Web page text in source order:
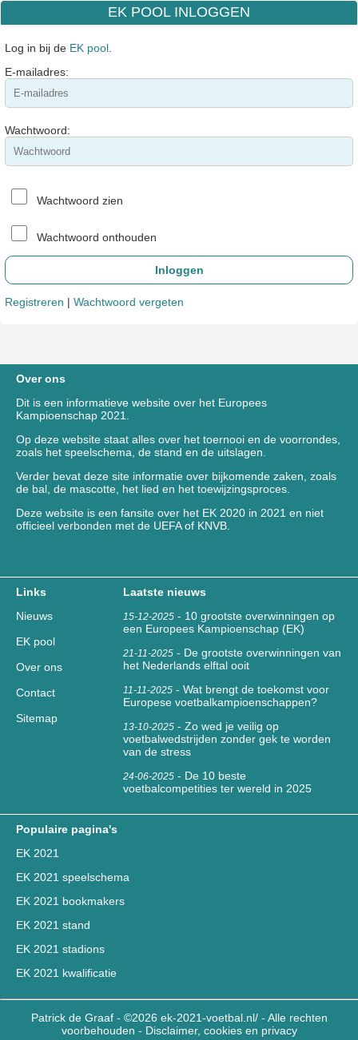
EK POOL INLOGGEN
Log in bij de EK pool.
E-mailadres:
Wachtwoord:
Wachtwoord zien
Wachtwoord onthouden
Registreren | Wachtwoord vergeten
Over ons
Dit is een informatieve website over het Europees
Kampioenschap 2021.
Op deze website staat alles over het toernooi en de voorrondes,
zoals het speelschema, de stand en de uitslagen.
Verder bevat deze site informatie over bijkomende zaken, zoals
de bal, de mascotte, het lied en het toewijzingsproces.
Deze website is een fansite over het EK 2020 in 2021 en niet
officieel verbonden met de UEFA of KNVB.
Links
Nieuws
EK pool
Over ons
Contact
Sitemap
Laatste nieuws
15-12-2025 - 10 grootste overwinningen op
een Europees Kampioenschap (EK)
21-11-2025 - De grootste overwinningen van
het Nederlands elftal ooit
11-11-2025 -Wat brengt de toekomst voor
Europese voetbalkampioenschappen?
13-10-2025 -Zo wed je veilig op
voetbalwedstrijden zonder gek te worden
van de stress
24-06-2025 - De 10 beste
voetbalcompetities ter wereld in 2025
Populaire pagina's
EK 2021
EK 2021 speelschema
EK 2021 bookmakers
EK 2021 stand
EK 2021 stadions
EK 2021 kwalificatie
Patrick de Graaf - ©2026 ek-2021-voetbal.nl/ - Alle rechten
voorbehouden - Disclaimer, cookies en privacy